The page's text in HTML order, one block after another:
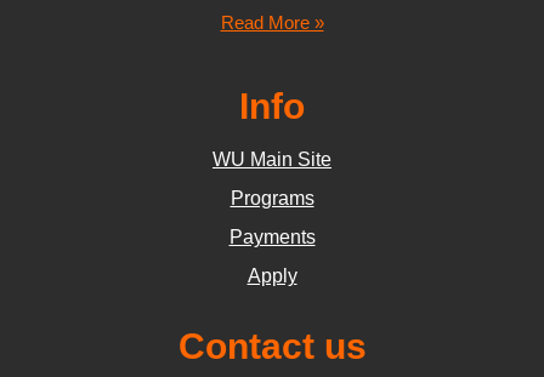
Read More »
Info
WU Main Site
Programs
Payments
Apply
Contact us